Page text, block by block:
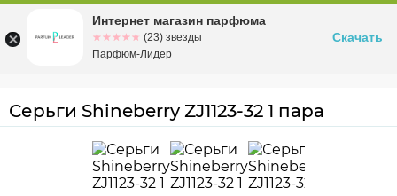
Омскул. Заозерная, 11, к. 1
Серьги Shineberry ZJ1123-32 1 пара
Интернет магазин парфюма
☆☆☆☆☆
★★★★★ (23) звезды
Парфюм-Лидер
Скачать